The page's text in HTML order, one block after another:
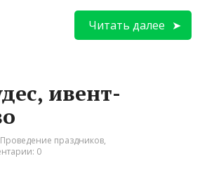
Читать далее
ивент-
Проведение праздников,
0